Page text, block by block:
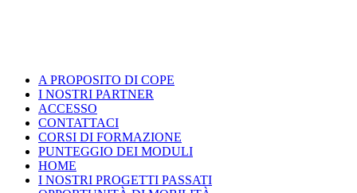
A PROPOSITO DI COPE
I NOSTRI PARTNER
ACCESSO
CONTATTACI
CORSI DI FORMAZIONE
PUNTEGGIO DEI MODULI
HOME
I NOSTRI PROGETTI PASSATI